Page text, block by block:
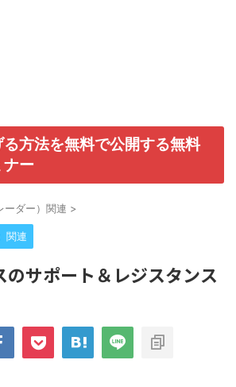
方法を無料で公開する無料
ー
ーダー）関連 >
関連
のサポート＆レジスタンス